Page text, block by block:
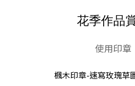
花季作品
使用印章
楓木印章-速寫玫瑰草